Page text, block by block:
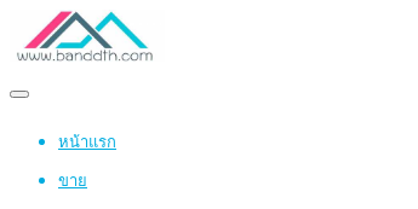
หน้าแรก
ขาย